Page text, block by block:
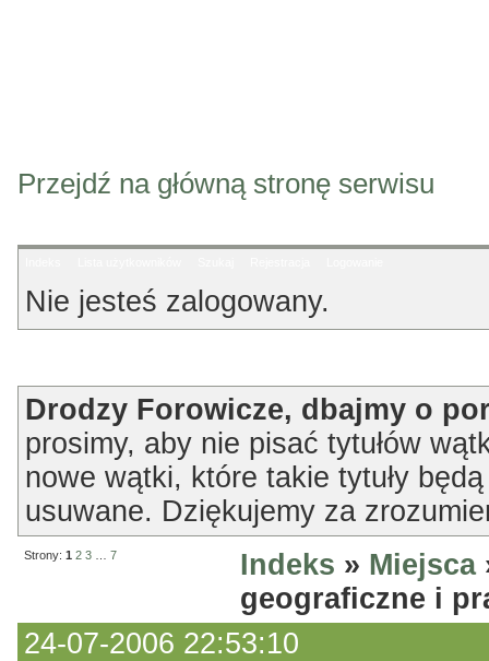
Przejdź na główną stronę serwisu
Nie jesteś zalogowany.
Drodzy Forowicze, dbajmy o
prosimy, aby nie pisać tytułów
nowe wątki, które takie tytuły
usuwane. Dziękujemy za
Strony: 1 2 3 7 Indeks » Miejsca
geograficzne i
24-07-2006 22:53:10